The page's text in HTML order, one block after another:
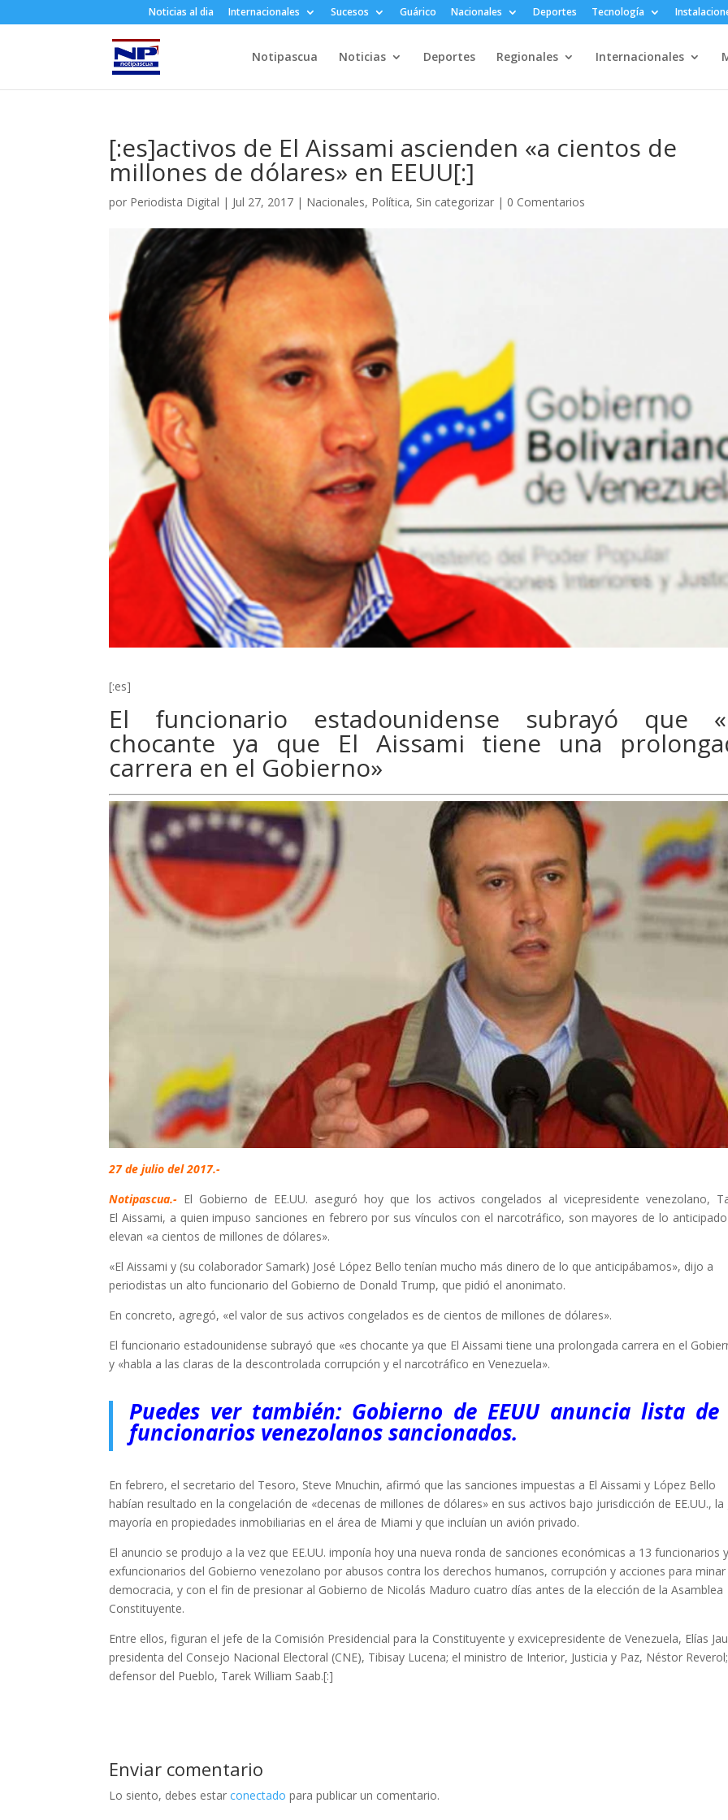
Noticias al dia Internacionales Sucesos Guárico Nacionales Deportes Tecnología
Notipascua Noticias Deportes Regionales Internacionales
[:es]activos de El Aissami ascienden «a cientos de
millones de dólares» en EEUU[:]
por Periodista Digital | Jul 27, 2017 | Nacionales, Política, Sin categorizar | 0 Comentarios
[:es]
El funcionario estadounidense subrayó que
chocante ya que El Aissami tiene una
carrera en el Gobierno»
27 de julio del 2017.-
Notipascua.- El Gobierno de EE.UU. aseguró hoy que los activos congelados al vicepresidente venezolano,
El Aissami, a quien impuso sanciones en febrero por sus vínculos con el narcotráfico, son mayores de lo
elevan «a cientos de millones de dólares».
«El Aissami y (su colaborador Samark) José López Bello tenían mucho más dinero de lo que anticipábamos», dijo a
periodistas un alto funcionario del Gobierno de Donald Trump, que pidió el anonimato.
En concreto, agregó, «el valor de sus activos congelados es de cientos de millones de dólares».
El funcionario estadounidense subrayó que «es chocante ya que El Aissami tiene una prolongada carrera en el
y «habla a las claras de la descontrolada corrupción y el narcotráfico en Venezuela».
Puedes ver también: Gobierno de EEUU anuncia lista de
funcionarios venezolanos sancionados.
En febrero, el secretario del Tesoro, Steve Mnuchin, afirmó que las sanciones impuestas a El Aissami y López Bello
habían resultado en la congelación de «decenas de millones de dólares» en sus activos bajo jurisdicción de EE.UU., la
mayoría en propiedades inmobiliarias en el área de Miami y que incluían un avión privado.
El anuncio se produjo a la vez que EE.UU. imponía hoy una nueva ronda de sanciones económicas a 13 funcionarios
exfuncionarios del Gobierno venezolano por abusos contra los derechos humanos, corrupción y acciones para
democracia, y con el fin de presionar al Gobierno de Nicolás Maduro cuatro días antes de la elección de la Asamblea
Constituyente.
Entre ellos, figuran el jefe de la Comisión Presidencial para la Constituyente y exvicepresidente de Venezuela, Elías
presidenta del Consejo Nacional Electoral (CNE), Tibisay Lucena; el ministro de Interior, Justicia y Paz, Néstor
defensor del Pueblo, Tarek William Saab.[:]
Enviar comentario
Lo siento, debes estarconectado para publicar un comentario.